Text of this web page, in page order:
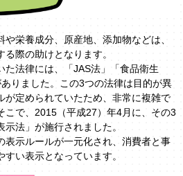
栄養成分、原産地、添加物などは、
際の助けとなります。
た法律には、「JAS法」「食品衛生
りました。この3つの法律は目的が異
が定められていたため、非常に複雑で
こで、2015（平成27）年4月に、その3
法」が施行されました。
表示ルールが一元化され、消費者と事
い表示となっています。